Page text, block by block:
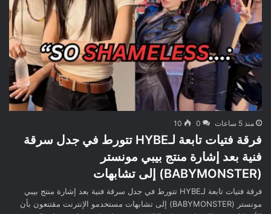
منذ 5 ساعات 0
10
فرقة فتيات تابعة لـHYBE تتورط في جدل سرقة
فنية بعد إشارة منتج بيبي مونستر
(BABYMONSTER) إلى تشابهات
فرقة فتيات تابعة لـHYBE تتورط في جدل سرقة فنية بعد إشارة منتج بيبي
مونستر (BABYMONSTER) إلى تشابهات مستخدمو الإنترنت مقتنعون بأن